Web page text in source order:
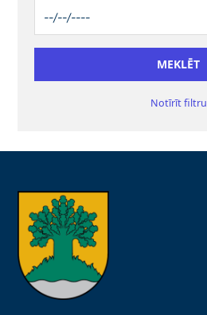
Notīrīt filtru